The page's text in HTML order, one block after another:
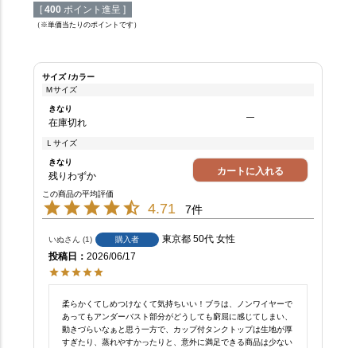
[ 400 ポイント進呈 ]
（※単価当たりのポイントです）
サイズ カラー
Ｍサイズ
きなり
在庫切れ
—
Ｌサイズ
きなり
残りわずか カートに入れる
4.71 7
いぬ 1 購入者 東京都 50代 女性
投稿日
2026/06/17
柔らかくてしめつけなくて気持ちいい！ブラは、ノンワイヤーで
あってもアンダーバスト部分がどうしても窮屈に感じてしまい、
動きづらいなぁと思う一方で、カップ付タンクトップは生地が厚
すぎたり、蒸れやすかったりと、意外に満足できる商品は少ない